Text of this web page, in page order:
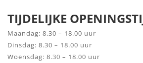
TIJDELIJKE
Maandag: 8.30 – 18.00 uur
Dinsdag: 8.30 – 18.00 uur
Woensdag: 8.30 – 18.00 uur